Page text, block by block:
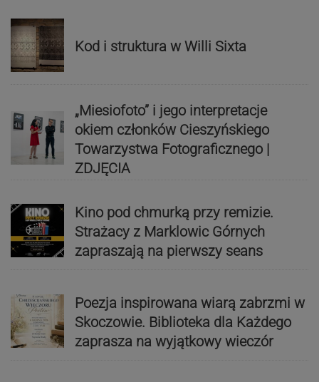
Kod i struktura w Willi Sixta
„Miesiofoto” i jego interpretacje
okiem członków Cieszyńskiego
Towarzystwa Fotograficznego |
ZDJĘCIA
Kino pod chmurką przy remizie.
Strażacy z Marklowic Górnych
zapraszają na pierwszy seans
Poezja inspirowana wiarą zabrzmi w
Skoczowie. Biblioteka dla Każdego
zaprasza na wyjątkowy wieczór